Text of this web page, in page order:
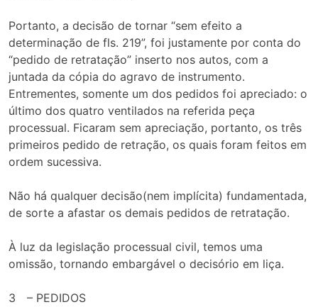
Portanto, a decisão de tornar “sem efeito a
determinação de fls. 219”, foi justamente por conta do
“pedido de retratação” inserto nos autos, com a
juntada da cópia do agravo de instrumento.
Entrementes, somente um dos pedidos foi apreciado: o
último dos quatro ventilados na referida peça
processual. Ficaram sem apreciação, portanto, os três
primeiros pedido de retração, os quais foram feitos em
ordem sucessiva.
Não há qualquer decisão(nem implícita) fundamentada,
de sorte a afastar os demais pedidos de retratação.
À luz da legislação processual civil, temos uma
omissão, tornando embargável o decisório em liça.
3 – PEDIDOS